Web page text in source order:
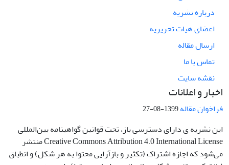
درباره نشریه
اعضای هیات تحریریه
ارسال مقاله
تماس با ما
نقشه سایت
اخبار و اعلانات
فراخوان مقاله1399-08-27
این نشریه ی دارای دسترسی باز، تحت قوانین گواهینامه بین‌المللی
Creative Commons Attribution 4.0 International License منتشر
می‌شود که اجازه اشتراک (تکثیر و بازآرایی محتوا به هر شکل) و انطباق